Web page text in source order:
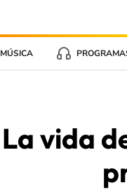
MÚSICA
La vida